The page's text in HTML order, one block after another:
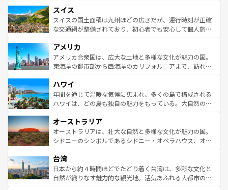
れる地方に足を運ぶとそれぞれで全く異なる文化を体験で
きるだろう。 なお、新着のフランス情報はコンテンツ一覧
を参照してほしい。
は、お酒好きな人にはぜひ体験してほしい。 なお、新着の
ドイツ情報はコンテンツ一覧を参照してほしい。
リアごとに異なる魅力がある。また、優雅なアフタヌーン
ティー、ビール好きにはたまらない英国パブ、サッカー観
戦など、本場だからこそできる体験も豊富。イギリスを旅
ンツ一覧を参照してほしい。
スイス
スイスの国土面積は九州ほどの広さだが、運行時刻が正確
な交通網が整備されており、初心者でも安心して個人旅行
の建物がそのまま残る町や、スイスならではのユニークな
博物館もあり、アルプス観光だけでなく町歩きも満喫する
ことができる。国民の所得が高いため物価も高いが、旅行
ば市内交通費無料で観光を楽しむこともできる。 なお、新
着のスイス情報はコンテンツ一覧 を参照してほしい。
アメリカ
アメリカ合衆国は、広大な土地と多様な文化が魅力の国。
東海岸の都市部から西海岸のカリフォルニアまで、訪れる
のような巨大都市は、観光、ショッピング、エンターテイ
ンメントが詰まった刺激的なスポットだ。一方、アメリカ
西部には大自然が広がり、グランドキャニオンやイエロー
部のニューオーリンズでは、音楽と美食が融合した独特の
文化が魅力。旅行者はアメリカの各地域で異なる魅力を楽
しみながら、その多様性と豊かな歴史を感じることができ
ならではの贅沢な旅のスタイルだ。 なお、新着のアメリカ
情報はコンテンツ一覧を参照してほしい。
ハワイ
年間を通じて温暖な気候に恵まれ、多くの島で構成される
ハワイは、どの島も独自の魅力をもっている。大自然の神
ワイ島は見逃せない。また、定番の観光地といえばオアフ
島だが、静かな自然を求めるならマウイ島やカウアイ島が
おすすめ。エメラルドグリーンに輝く海をはじめ、豊かな
れるおもてなしの心で訪れる人々を迎えてくれるハワイの
人々、おいしいローカルフードやハワイアンミュージッ
ク、伝統的なフラダンスなど、すべてがハワイの魅力を彩
オーストラリア
オーストラリアは、壮大な自然と多様な文化が魅力の国。
シドニーのシンボルであるシドニー・オペラハウス、オー
リアリーフや大陸中央部にそびえるウルル（エアーズロッ
ク）、タスマニアの美しい原生林やケアンズの熱帯雨林な
ど、見どころがたくさん。また、カフェやワイン、オージ
台湾
日本から約４時間ほどでたどり着く台湾は、多彩な文化と
自然が織りなす魅力的な観光地。活気あふれる大都市の台